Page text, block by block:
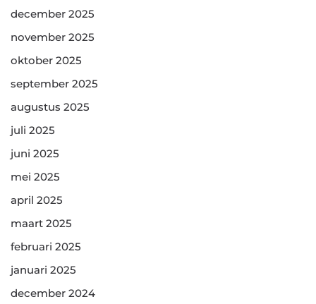
december 2025
november 2025
oktober 2025
september 2025
augustus 2025
juli 2025
juni 2025
mei 2025
april 2025
maart 2025
februari 2025
januari 2025
december 2024